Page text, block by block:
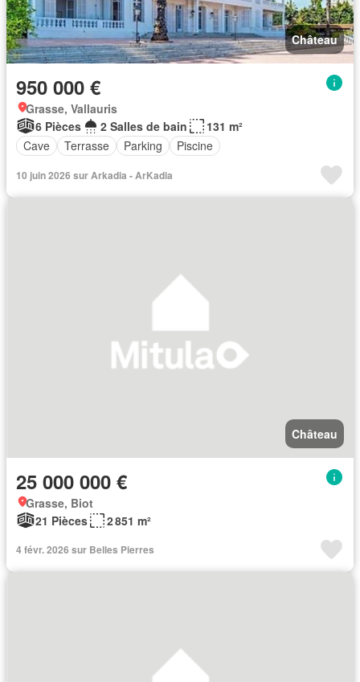
Château
950 000 €
Grasse, Vallauris
6 Pièces
2 Salles de bain
131 m²
Cave
Terrasse Parking Piscine
10 juin 2026 sur Arkadia - ArKadia
Château
25 000 000 €
Grasse, Biot
21 Pièces
2 851 m²
4 févr. 2026 sur Belles Pierres